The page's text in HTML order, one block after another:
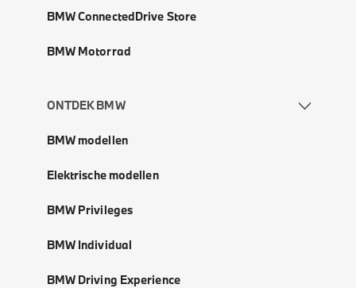
BMW ConnectedDrive Store
BMW Motorrad
ONTDEK BMW
BMW modellen
Elektrische modellen
BMW Privileges
BMW Individual
BMW Driving Experience